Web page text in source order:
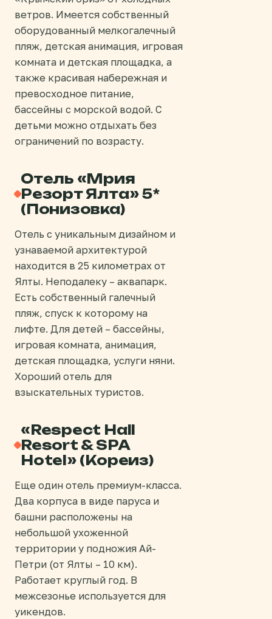
ветров. Имеется собственный
оборудованный мелкогалечный
пляж, детская анимация, игровая
комната и детская площадка, а
также красивая набережная и
превосходное питание,
бассейны с морской водой. С
детьми можно отдыхать без
ограничений по возрасту.
Отель «Мрия
Резорт Ялта» 5*
(Понизовка)
Отель с уникальным дизайном и
узнаваемой архитектурой
находится в 25 километрах от
Ялты. Неподалеку – аквапарк.
Есть собственный галечный
пляж, спуск к которому на
лифте. Для детей – бассейны,
игровая комната, анимация,
детская площадка, услуги няни.
Хороший отель для
взыскательных туристов.
«Respect Hall
Resort & SPA
Hotel» (Кореиз)
Еще один отель премиум-класса.
Два корпуса в виде паруса и
башни расположены на
небольшой ухоженной
территории у подножия Ай-
Петри (от Ялты – 10 км).
Работает круглый год. В
межсезонье используется для
уикендов.